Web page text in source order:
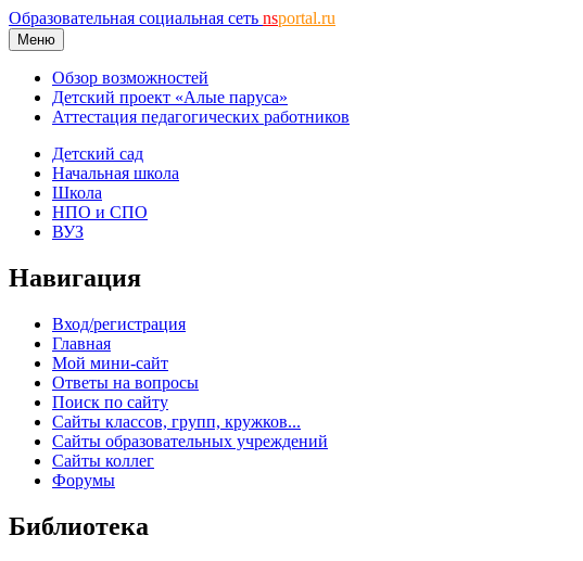
Образовательная социальная сеть nsportal.ru
Меню
Обзор возможностей
Детский проект «Алые паруса»
Аттестация педагогических работников
Детский сад
Начальная школа
Школа
НПО и СПО
ВУЗ
Навигация
Вход/регистрация
Главная
Мой мини-сайт
Ответы на вопросы
Поиск по сайту
Сайты классов, групп, кружков...
Сайты образовательных учреждений
Сайты коллег
Форумы
Библиотека